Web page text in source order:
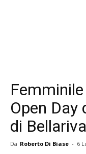
Open Day
di
Da Roberto Di Biase - 6